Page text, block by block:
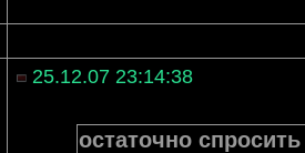
25.12.07 23:14:38
остаточно